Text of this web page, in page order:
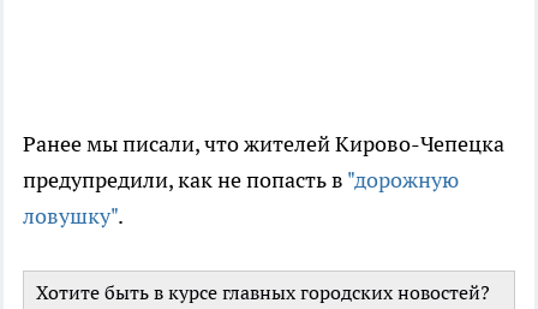
Ранее мы писали, что жителей Кирово-Чепецка
предупредили, как не попасть в "дорожную
ловушку".
Хотите быть в курсе главных городских новостей?